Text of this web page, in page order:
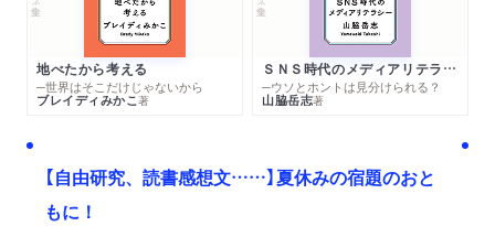
地べたから考える
─世界はそこだけじゃないから
ブレイディみかこ著
ＳＮＳ時代のメディアリテラシー
─ウソとホントは見分けられる？
山脇岳志著
【自由研究、読書感想文……】夏休みの宿題のおと
もに！